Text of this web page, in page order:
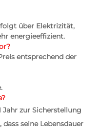
über Elektrizität,
energieeffizient.
entsprechend der
Jahr zur Sicherstellung
seine Lebensdauer